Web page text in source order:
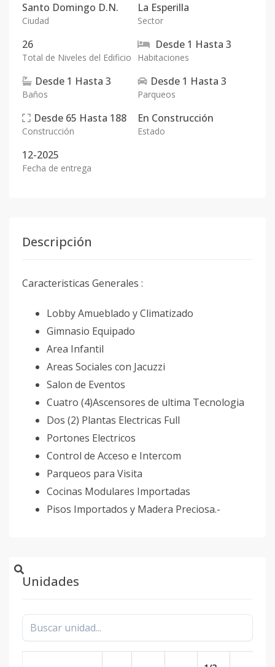
Santo Domingo D.N.
Ciudad
La Esperilla
Sector
26
Total de Niveles del Edificio
Desde 1 Hasta 3
Habitaciones
Desde 1 Hasta 3
Baños
Desde 1 Hasta 3
Parqueos
Desde 65 Hasta 188
Construcción
En Construcción
Estado
12-2025
Fecha de entrega
Descripción
Caracteristicas Generales :
Lobby Amueblado y Climatizado
Gimnasio Equipado
Area Infantil
Areas Sociales con Jacuzzi
Salon de Eventos
Cuatro (4)Ascensores de ultima Tecnologia
Dos (2) Plantas Electricas Full
Portones Electricos
Control de Acceso e Intercom
Parqueos para Visita
Cocinas Modulares Importadas
Pisos Importados y Madera Preciosa.-
Unidades